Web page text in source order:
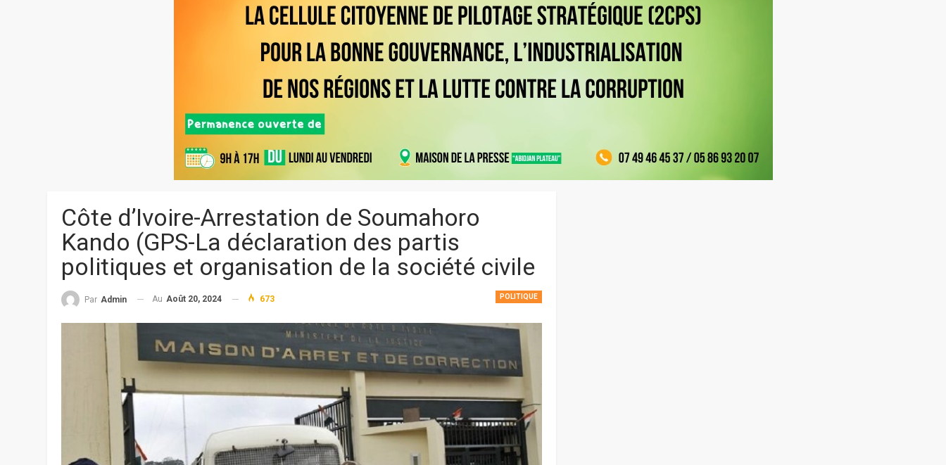
Côte d’Ivoire-Arrestation de Soumahoro
Kando (GPS-La déclaration des partis
politiques et organisation de la société civile
POLITIQUE
Par Admin Au Août 20, 2024 673